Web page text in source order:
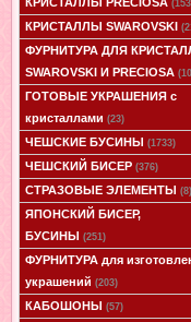
КРИСТАЛЛЫ SWAROVSKI
ФУРНИТУРА ДЛЯ
SWAROVSKI И PRECIOSA
ГОТОВЫЕ УКРАШЕНИЯ с
кристаллами (23)
ЧЕШСКИЕ БУСИНЫ (1733)
ЧЕШСКИЙ БИСЕР (376)
СТРАЗОВЫЕ ЭЛЕМЕНТЫ (8)
ЯПОНСКИЙ БИСЕР,
БУСИНЫ (251)
ФУРНИТУРА для
украшений (203)
КАБОШОНЫ (57)